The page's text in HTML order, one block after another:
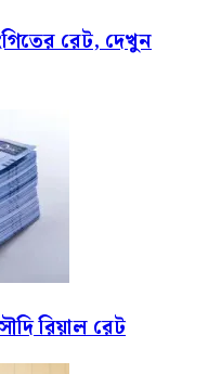
রেট, দেখুন
রিয়াল রেট